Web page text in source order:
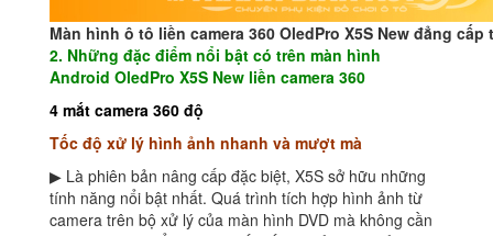
Màn hình ô tô liền camera 360 OledPro X5S New đẳng
2. Những đặc điểm nổi bật có trên màn hình
Android OledPro X5S New liền camera 360
4 mắt camera 360 độ
Tốc độ xử lý hình ảnh nhanh và mượt mà
▶ Là phiên bản nâng cấp đặc biệt, X5S sở hữu những
tính năng nổi bật nhất. Quá trình tích hợp hình ảnh từ
camera trên bộ xử lý của màn hình DVD mà không cần